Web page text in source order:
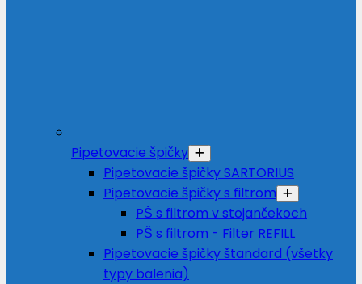
Pipetovacie špičky
Pipetovacie špičky SARTORIUS
Pipetovacie špičky s filtrom
PŠ s filtrom v stojančekoch
PŠ s filtrom - Filter REFILL
Pipetovacie špičky štandard (všetky
typy balenia)